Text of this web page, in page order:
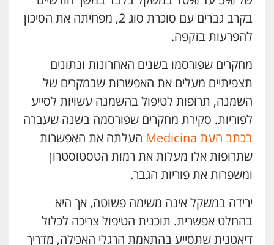
בקרב גברים עם סוכרת סוג 2, מפחיתה את הסיכון
להפרעות בזקפה.
מחקרים שפורסמו בשנים האחרונות ונתונים
תצפיתיים מעלים את האפשרות שבמקרים של
השמנה, תרופות לטיפול בהשמנה עשויות לסייע
לפוריות. סקירת מחקרים שפורסמה בשנה שעברה
בכתב העת Medicina
העלתה את האפשרות
שתרופות אלו מעלות את רמות הטסטוסטרון
ומשפרות את פוריות הגבר.
ירידה במשקל אינה משימה פשוטה, אך היא
בהחלט אפשרית. תוכנית הטיפול צריכה לכלול
דיאטנית שתסייע בהתאמת הרגלי האכילה, מדריך